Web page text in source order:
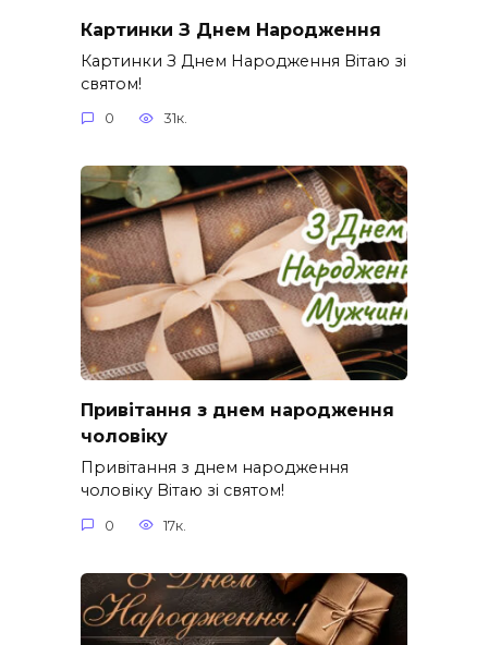
Картинки З Днем Народження
Картинки З Днем Народження Вітаю зі
святом!
0 31к.
Привітання з днем народження
чоловіку
Привітання з днем народження
чоловіку Вітаю зі святом!
0 17к.